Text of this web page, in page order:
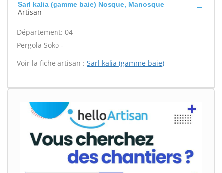
Sarl kalia (gamme baie) Nosque, Manosque
Artisan
Département: 04
Pergola Soko -
Voir la fiche artisan : Sarl kalia (gamme baie)